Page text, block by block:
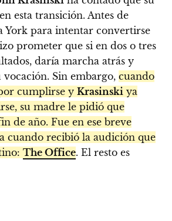
esta transición. Antes de
York para intentar convertirse
prometer que si en dos o tres
daría marcha atrás y
vocación. Sin embargo, cuando
cumplirse y Krasinski ya
su madre le pidió que
de año. Fue en ese breve
cuando recibió la audición que
The Office. El resto es